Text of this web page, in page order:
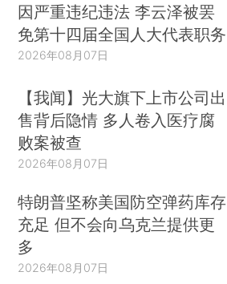
因严重违纪违法 李云泽被罢
免第十四届全国人大代表职务
2026年08月07日
【我闻】光大旗下上市公司出
售背后隐情 多人卷入医疗腐
败案被查
2026年08月07日
特朗普坚称美国防空弹药库存
充足 但不会向乌克兰提供更
多
2026年08月07日